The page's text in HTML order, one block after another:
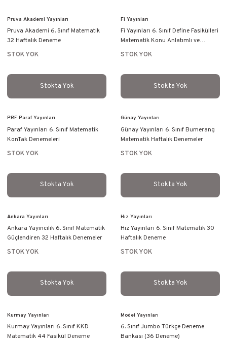
Pruva Akademi Yayınları
Pruva Akademi 6. Sınıf Matematik
32 Haftalık Deneme
STOK YOK
Stokta Yok
Fi Yayınları
Fi Yayınları 6. Sınıf Define Fasikülleri
Matematik Konu Anlatımlı ve
Etkinlikli Soru Bankası
STOK YOK
Stokta Yok
PRF Paraf Yayınları
Paraf Yayınları 6. Sınıf Matematik
KonTak Denemeleri
STOK YOK
Stokta Yok
Günay Yayınları
Günay Yayınları 6. Sınıf Bumerang
Matematik Haftalık Denemeler
STOK YOK
Stokta Yok
Ankara Yayınları
Ankara Yayıncılık 6. Sınıf Matematik
Güçlendiren 32 Haftalık Denemeler
STOK YOK
Stokta Yok
Hız Yayınları
Hız Yayınları 6. Sınıf Matematik 30
Haftalık Deneme
STOK YOK
Stokta Yok
Kurmay Yayınları
Kurmay Yayınları 6. Sınıf KKD
Matematik 44 Fasikül Deneme
Model Yayınları
6. Sınıf Jumbo Türkçe Deneme
Bankası (36 Deneme)